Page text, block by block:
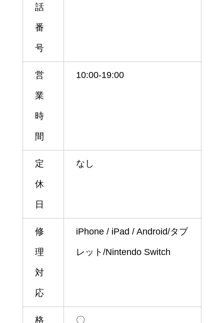
話
番
号
営
業
時
間
10:00-19:00
定
休
日
なし
修
理
対
応
iPhone / iPad / Android/タブ
レット/Nintendo Switch
格 〇